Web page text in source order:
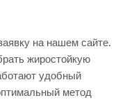
на нашем сайте.
жиростойкую
удобный
метод